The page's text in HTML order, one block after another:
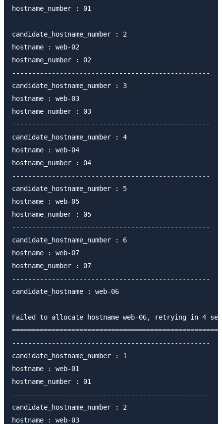
hostname_number : 01
--------------------------------------------------
candidate_hostname_number : 2
hostname : web-02
hostname_number : 02
--------------------------------------------------
candidate_hostname_number : 3
hostname : web-03
hostname_number : 03
--------------------------------------------------
candidate_hostname_number : 4
hostname : web-04
hostname_number : 04
--------------------------------------------------
candidate_hostname_number : 5
hostname : web-05
hostname_number : 05
--------------------------------------------------
candidate_hostname_number : 6
hostname : web-07
hostname_number : 07
--------------------------------------------------
candidate_hostname : web-06
--------------------------------------------------
Failed to allocate hostname web-06, retrying in 4
--------------------------------------------------
candidate_hostname_number : 1
hostname : web-01
hostname_number : 01
--------------------------------------------------
candidate_hostname_number : 2
hostname : web-03